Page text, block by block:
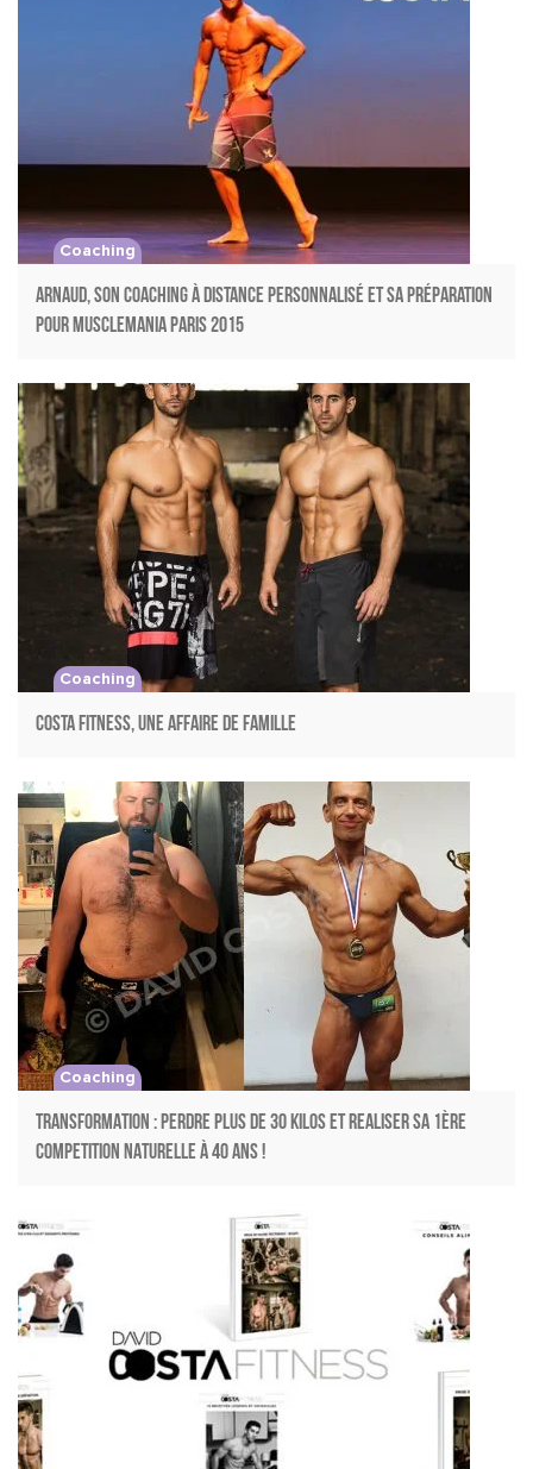
Coaching
Arnaud, son coaching à distance personnalisé et sa préparation
pour Musclemania Paris 2015
Coaching
Costa Fitness, une affaire de famille
Coaching
TRANSFORMATION : PERDRE PLUS DE 30 KILOS ET REALISER SA 1ère
COMPETITION NATURELLE à 40 ANS !